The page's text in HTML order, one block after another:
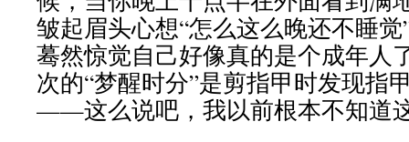
皱起眉头心想“怎么这么晚还不睡
蓦然惊觉自己好像真的是个成年人
次的“梦醒时分”是剪指甲时发现指
——这么说吧，我以前根本不知道